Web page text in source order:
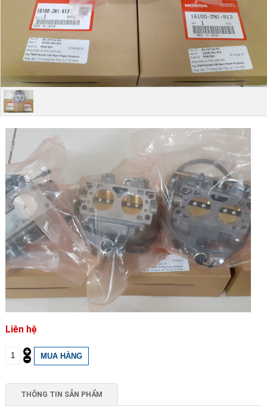
Liên hệ
THÔNG TIN SẢN PHẨM